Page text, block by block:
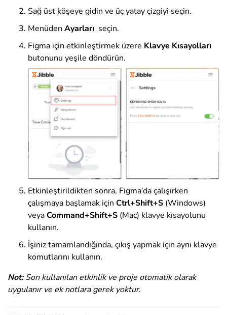
Sağ üst köşeye gidin ve üç yatay çizgiyi seçin.
Menüden Ayarları seçin.
Figma için etkinleştirmek üzere Klavye Kısayolları
butonunu yeşile döndürün.
Etkinleştirildikten sonra, Figma’da çalışırken
çalışmaya başlamak için Ctrl+Shift+S (Windows)
veyaCommand+Shift+S (Mac) klavye kısayolunu
kullanın.
İşiniz tamamlandığında, çıkış yapmak için aynı klavye
komutlarını kullanın.
Not:Son kullanılan etkinlik ve proje otomatik olarak
uygulanır ve ek notlara gerek yoktur.